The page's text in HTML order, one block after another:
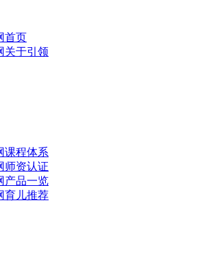
首页
关于引领
课程体系
师资认证
产品一览
育儿推荐